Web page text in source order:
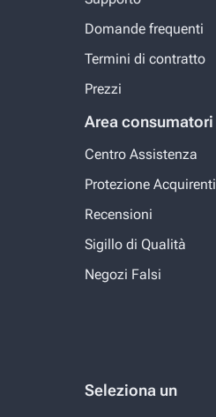
Domande frequenti
Termini di contratto
Prezzi
Area consumatori
Centro Assistenza
Protezione Acquirenti
Recensioni
Sigillo di Qualità
Negozi Falsi
Seleziona un